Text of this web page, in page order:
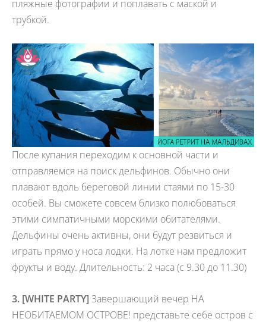
пляжные фотографии и поплавать с маской и
трубкой.
После купания переходим к основной части и
отправляемся на поиск дельфинов. Обычно они
плавают вдоль береговой линии стаями по 15-30
особей. Вы сможете совсем близко полюбоваться
этими симпатичными морскими обитателями.
Дельфины очень активны, они будут резвиться и
играть прямо у носа лодки. На лотке нам предложит
фрукты и воду. Длительность: 2 часа (с 9.30 до 11.30)
3. [WHITE PARTY] Завершающий вечер НА
НЕОБИТАЕМОМ ОСТРОВЕ! представьте себе остров с